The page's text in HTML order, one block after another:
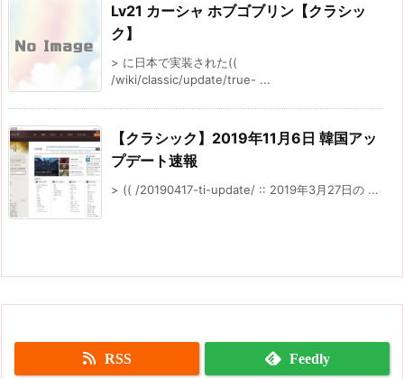
Lv21 カーシャ ホブゴブリン【クラシッ
ク】
> に日本で実装された((
/wiki/classic/update/true- ...
【クラシック】2019年11月6日 韓国アッ
プデート速報
> (( /20190417-ti-update/ :: 2019年3月27日の ...
RSS Feedly